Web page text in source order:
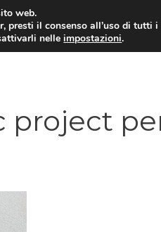
project
web.
presti il consenso all’uso di tutti
nelleimpostazioni.